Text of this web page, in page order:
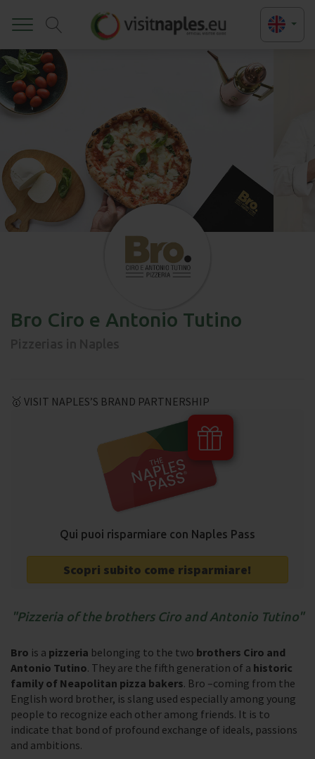
Bro Ciro e Antonio Tutino
🥇 VISIT NAPLES’S BRAND PARTNERSHIP
Qui puoi risparmiare con Naples Pass
Scopri subito come risparmiare!
Pizzeria of the brothers Ciro and Antonio Tutino
Bro is a pizzeria belonging to the two brothers Ciro and
Antonio Tutino. They are the fifth generation of a historic
family of Neapolitan pizza bakers. Bro –coming from the
English word brother, is slang used especially among young
people to recognize each other among friends. It is to
indicate that bond of profound exchange of ideals, passions
and ambitions.